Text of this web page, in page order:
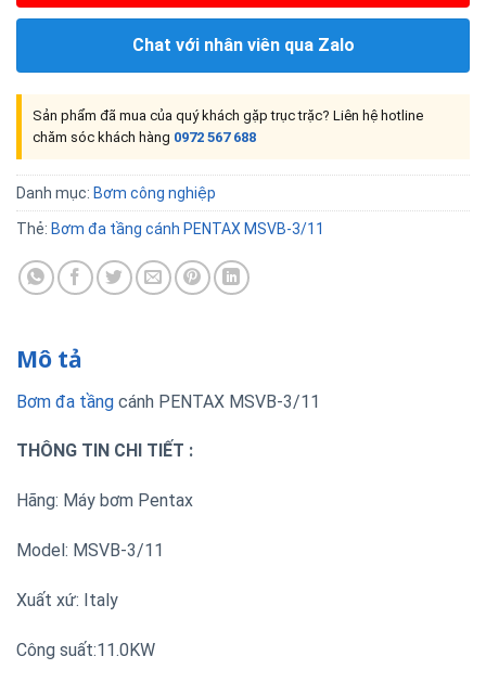
Chat với nhân viên qua Zalo
Sản phẩm đã mua của quý khách gặp trục trặc? Liên hệ hotline
chăm sóc khách hàng 0972 567 688
Danh mục: Bơm công nghiệp
Thẻ: Bơm đa tầng cánh PENTAX MSVB-3/11
Mô tả
Bơm đa tầng cánh PENTAX MSVB-3/11
THÔNG TIN CHI TIẾT :
Hãng: Máy bơm Pentax
Model: MSVB-3/11
Xuất xứ: Italy
Công suất:11.0KW